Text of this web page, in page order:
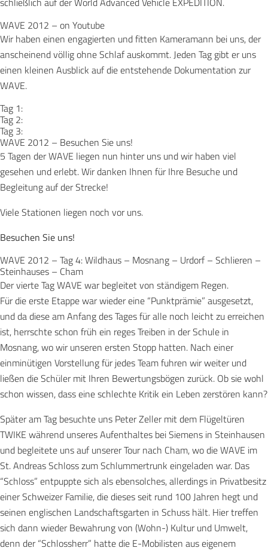
WAVE 2012 – on Youtube
Wir haben einen engagierten und fitten Kameramann bei uns, der
anscheinend völlig ohne Schlaf auskommt. Jeden Tag gibt er uns
einen kleinen Ausblick auf die entstehende Dokumentation zur
WAVE.
Tag 1:
Dieser Inhalt wird von YouTube bereitgestellt. Durch das Laden
werden Daten an YouTube übertragen.
Inhalt laden
Datenschutzerklärung von YouTube
Tag 2:
Dieser Inhalt wird von YouTube bereitgestellt. Durch das Laden
werden Daten an YouTube übertragen.
Inhalt laden
Datenschutzerklärung von YouTube
Tag 3:
Dieser Inhalt wird von YouTube bereitgestellt. Durch das Laden
Inhalt laden
WAVE 2012 – Besuchen Sie uns!
5 Tagen der WAVE liegen nun hinter uns und wir haben viel
gesehen und erlebt. Wir danken Ihnen für Ihre Besuche und
Begleitung auf der Strecke!
Viele Stationen liegen noch vor uns.
Besuchen Sie uns!
WAVE 2012 – Tag 4: Wildhaus – Mosnang – Urdorf – Schlieren –
Steinhauses – Cham
Der vierte Tag WAVE war begleitet von ständigem Regen.
Für die erste Etappe war wieder eine “Punktprämie” ausgesetzt,
und da diese am Anfang des Tages für alle noch leicht zu erreichen
ist, herrschte schon früh ein reges Treiben in der Schule in
Mosnang, wo wir unseren ersten Stopp hatten. Nach einer
einminütigen Vorstellung für jedes Team fuhren wir weiter und
ließen die Schüler mit Ihren Bewertungsbögen zurück. Ob sie wohl
schon wissen, dass eine schlechte Kritik ein Leben zerstören kann?
Später am Tag besuchte uns Peter Zeller mit dem Flügeltüren
TWIKE während unseres Aufenthaltes bei Siemens in Steinhausen
und begleitete uns auf unserer Tour nach Cham, wo die WAVE im
St. Andreas Schloss zum Schlummertrunk eingeladen war. Das
“Schloss” entpuppte sich als ebensolches, allerdings in Privatbesitz
einer Schweizer Familie, die dieses seit rund 100 Jahren hegt und
seinen englischen Landschaftsgarten in Schuss hält. Hier treffen
sich dann wieder Bewahrung von (Wohn-) Kultur und Umwelt,
denn der “Schlossherr” hatte die E-Mobilisten aus eigenem